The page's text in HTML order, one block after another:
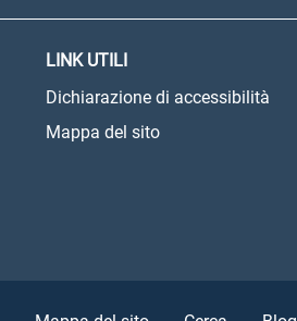
LINK UTILI
Dichiarazione di accessibilità
Mappa del sito